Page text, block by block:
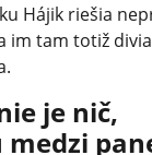
Hájik riešia
im tam totiž
je nič,
medzi